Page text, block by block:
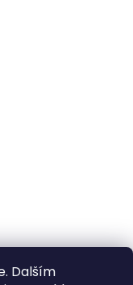
Dalším